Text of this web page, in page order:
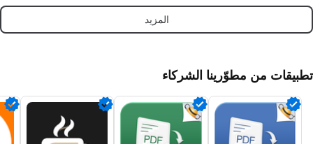
المزيد
تطبيقات من مطوّرينا الشركاء